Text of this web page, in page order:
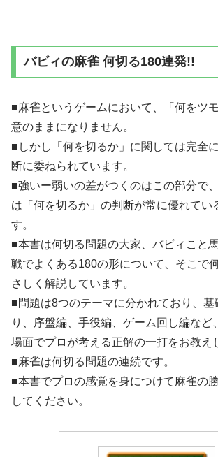
バビィの麻雀 何切る180連発!!
■麻雀というゲームにおいて、「何をツ
意のままになりません。
■しかし「何を切るか」に関しては完全
断に委ねられています。
■強いー弱いの差がつくのはこの部分で
は「何を切るか」の判断が常に優れてい
す。
■本書は何切る問題の大家、バビィこと
戦でよくある180の形について、そこで
さしく解説しています。
■問題は8つのテーマに分かれており、基
り、序盤編、手役編、ゲーム回し編など
場面でプロが考える正解の一打をお教え
■麻雀は何切る問題の連続です。
■本書でプロの感覚を身につけて麻雀の
してください。